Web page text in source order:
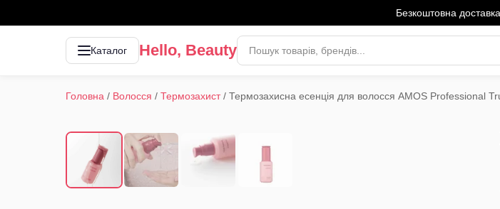
Безкоштовна
Каталог Hello, Beauty
Головна / Волосся / Термозахист/ Термозахисна есенція для волосся AMOS Professional